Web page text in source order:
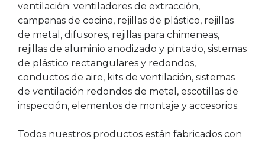
ventilación: ventiladores de extracción,
campanas de cocina, rejillas de plástico, rejillas
de metal, difusores, rejillas para chimeneas,
rejillas de aluminio anodizado y pintado, sistemas
de plástico rectangulares y redondos,
conductos de aire, kits de ventilación, sistemas
de ventilación redondos de metal, escotillas de
inspección, elementos de montaje y accesorios.
Todos nuestros productos están fabricados con